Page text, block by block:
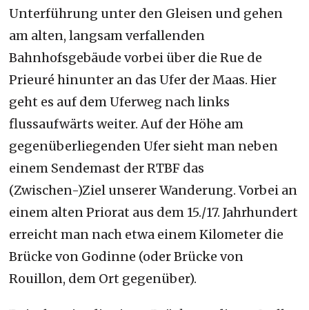
Unterführung unter den Gleisen und gehen
am alten, langsam verfallenden
Bahnhofsgebäude vorbei über die Rue de
Prieuré hinunter an das Ufer der Maas. Hier
geht es auf dem Uferweg nach links
flussaufwärts weiter. Auf der Höhe am
gegenüberliegenden Ufer sieht man neben
einem Sendemast der RTBF das
(Zwischen-)Ziel unserer Wanderung. Vorbei an
einem alten Priorat aus dem 15./17. Jahrhundert
erreicht man nach etwa einem Kilometer die
Brücke von Godinne (oder Brücke von
Rouillon, dem Ort gegenüber).